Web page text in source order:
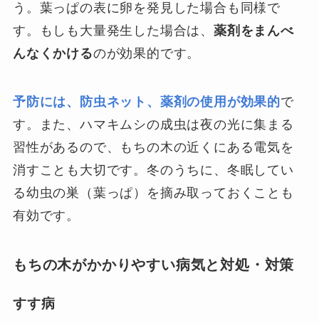
う。葉っぱの表に卵を発見した場合も同様で
す。もしも大量発生した場合は、薬剤をまんべ
んなくかけるのが効果的です。
予防には、防虫ネット、薬剤の使用が効果的で
す。また、ハマキムシの成虫は夜の光に集まる
習性があるので、もちの木の近くにある電気を
消すことも大切です。冬のうちに、冬眠してい
る幼虫の巣（葉っぱ）を摘み取っておくことも
有効です。
もちの木がかかりやすい病気と対処・対策
すす病